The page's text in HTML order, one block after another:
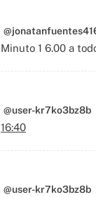
Minuto 1 6.00 a
@user-kr7ko3bz8b
16:40
@user-kr7ko3bz8b